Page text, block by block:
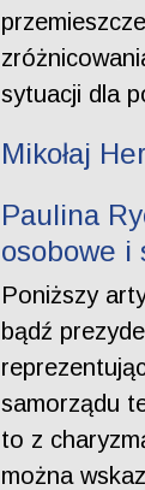
sytuacji dla
Mikołaj
Paulina
osobowe i
Poniższy
bądź
samorządu
to z
można